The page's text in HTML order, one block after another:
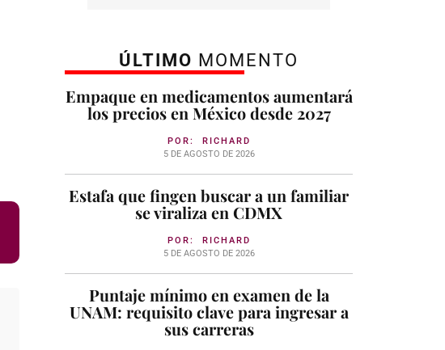
ÚLTIMO MOMENTO
Empaque en medicamentos aumentará
los precios en México desde 2027
POR: RICHARD
5 DE AGOSTO DE 2026
Estafa que fingen buscar a un familiar
se viraliza en CDMX
POR: RICHARD
5 DE AGOSTO DE 2026
Puntaje mínimo en examen de la
UNAM: requisito clave para ingresar a
sus carreras